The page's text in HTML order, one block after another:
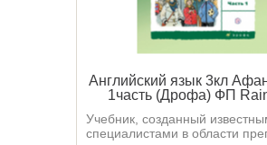
Английский язык 3кл
1часть (Дрофа) ФП
Учебник, созданный
специалистами в области